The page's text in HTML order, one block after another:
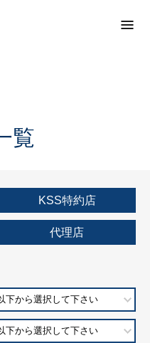
覧
KSS特約店
代理店
下から選択して下さい
下から選択して下さい